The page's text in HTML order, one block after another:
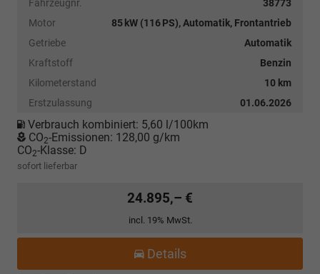
Fahrzeugnr.
38773
Motor
85 kW (116 PS), Automatik, Frontantrieb
Getriebe
Automatik
Kraftstoff
Benzin
Kilometerstand
10 km
Erstzulassung
01.06.2026
Verbrauch kombiniert: 5,60 l/100km
CO2-Emissionen: 128,00 g/km
CO2-Klasse: D
sofort lieferbar
24.895,– €
incl. 19% MwSt.
Details